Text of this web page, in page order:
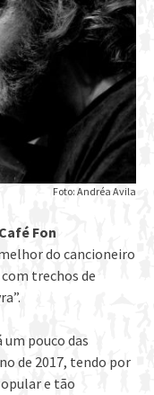
Foto: Andréa Avila
Café Fon
do cancioneiro
trechos de
pouco das
de 2017, tendo por
e tão